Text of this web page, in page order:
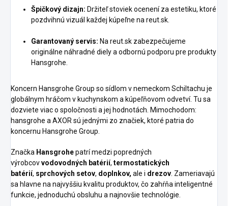
Špičkový dizajn: Držiteľ stoviek ocenení za estetiku, ktoré
pozdvihnú vizuál každej kúpeľne na reut.sk.
Garantovaný servis: Na reut.sk zabezpečujeme
originálne náhradné diely a odbornú podporu pre produkty
Hansgrohe.
Koncern Hansgrohe Group so sídlom v nemeckom Schiltachu je
globálnym hráčom v kuchynskom a kúpeľňovom odvetví. Tu sa
dozviete viac o spoločnosti a jej hodnotách. Mimochodom:
hansgrohe a AXOR sú jednými zo značiek, ktoré patria do
koncernu Hansgrohe Group.
Značka Hansgrohepatrí medzi popredných
výrobcovvodovodných batérií, termostatických
batérií, sprchových setov, doplnkov, ale i drezov. Zameriavajú
sa hlavne na najvyššiu kvalitu produktov, čo zahŕňa inteligentné
funkcie, jednoduchú obsluhu a najnovšie technológie.